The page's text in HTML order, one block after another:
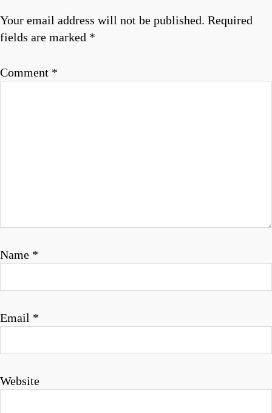
n
v
Your email address will not be published. Required
fields are marked *
Comment *
Name *
Email *
Website